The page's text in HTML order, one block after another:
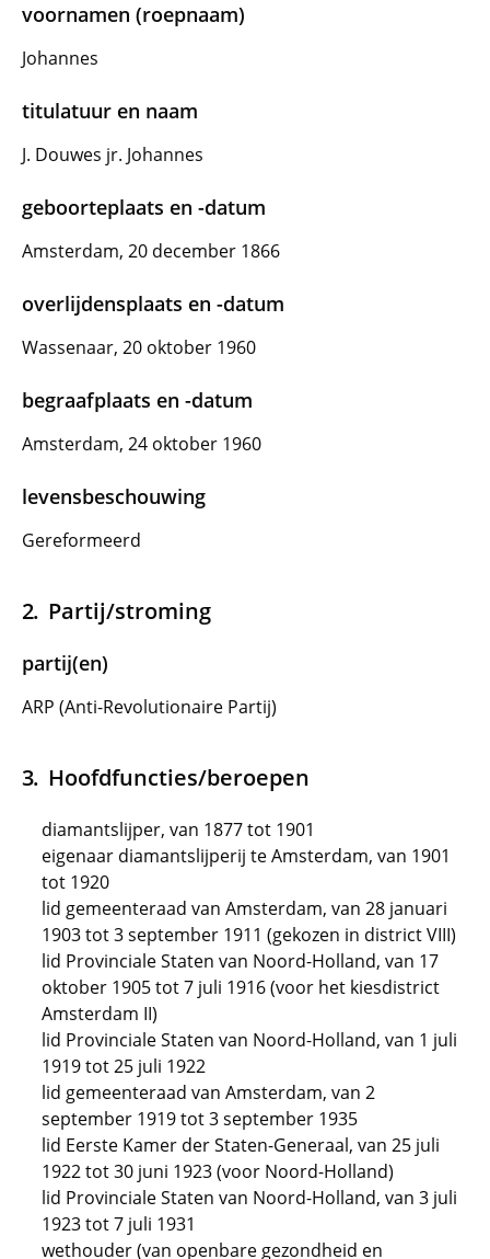
voornamen (roepnaam)
Johannes
titulatuur en naam
J. Douwes jr. Johannes
geboorteplaats en -datum
Amsterdam, 20 december 1866
overlijdensplaats en -datum
Wassenaar, 20 oktober 1960
begraafplaats en -datum
Amsterdam, 24 oktober 1960
levensbeschouwing
Gereformeerd
Partij/stroming
partij(en)
ARP (Anti-Revolutionaire Partij)
Hoofdfuncties/beroepen
diamantslijper, van 1877 tot 1901
eigenaar diamantslijperij te Amsterdam, van 1901
tot 1920
lid gemeenteraad van Amsterdam, van 28 januari
1903 tot 3 september 1911 (gekozen in district VIII)
lid Provinciale Staten van Noord-Holland, van 17
oktober 1905 tot 7 juli 1916 (voor het kiesdistrict
Amsterdam II)
lid Provinciale Staten van Noord-Holland, van 1 juli
1919 tot 25 juli 1922
lid gemeenteraad van Amsterdam, van 2
september 1919 tot 3 september 1935
lid Eerste Kamer der Staten-Generaal, van 25 juli
1922 tot 30 juni 1923 (voor Noord-Holland)
lid Provinciale Staten van Noord-Holland, van 3 juli
1923 tot 7 juli 1931
wethouder (van openbare gezondheid en